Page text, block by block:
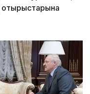
отырыстарына